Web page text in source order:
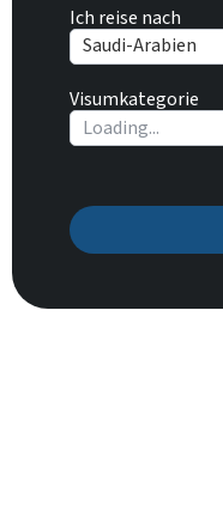
Ich reise nach
Saudi-Arabien
Visumkategorie